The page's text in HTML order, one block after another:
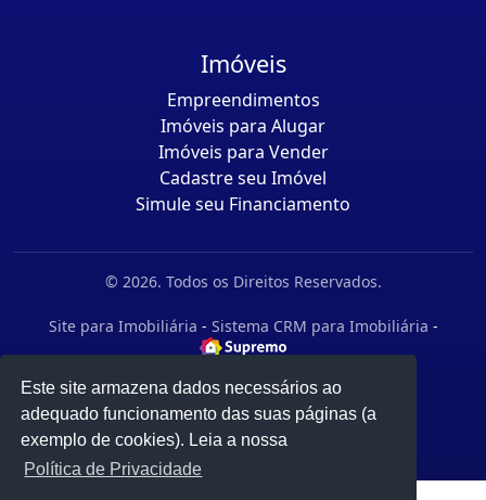
Este site armazena dados necessários ao
adequado funcionamento das suas páginas (a
exemplo de cookies). Leia a nossa
Política de Privacidade
Imóveis
Empreendimentos
Imóveis para Alugar
Imóveis para Vender
Cadastre seu Imóvel
Simule seu Financiamento
© 2026. Todos os Direitos Reservados.
Site para Imobiliária - Sistema CRM para Imobiliária -